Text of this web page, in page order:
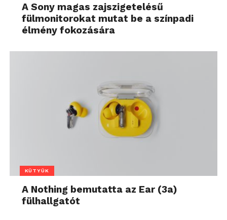
A Sony magas zajszigetelésű
fülmonitorokat mutat be a színpadi
élmény fokozására
KÜTYÜK
A Nothing bemutatta az Ear (3a)
fülhallgatót